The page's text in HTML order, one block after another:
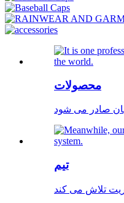
محصولات
تیم